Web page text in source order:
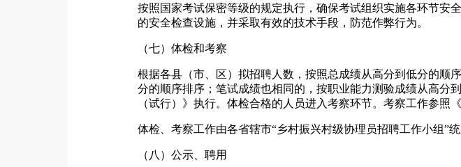
按照国家考试保密等级的规定执行，确保考试组织实施各环节安
的安全检查设施，并采取有效的技术手段，防范作弊行为。
（七）体检和考察
根据各县（市、区）拟招聘人数，按照总成绩从高分到低分的顺
分的顺序排序；笔试成绩也相同的，按职业能力测验成绩从高分
（试行）》执行。体检合格的人员进入考察环节。考察工作参照
体检、考察工作由各省辖市“乡村振兴村级协理员招聘工作小组”
（八）公示、聘用